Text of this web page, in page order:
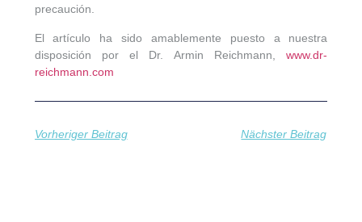
precaución.
El artículo ha sido amablemente puesto a nuestra
disposición por el Dr. Armin Reichmann,www.dr-
reichmann.com
Vorheriger Beitrag Nächster Beitrag